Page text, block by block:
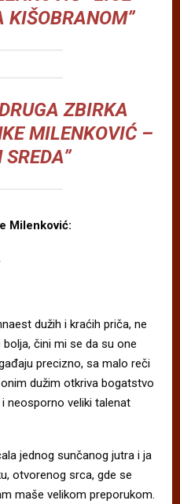
KIŠOBRANOM”
ZBIRKA
MILENKOVIĆ –
Milenković:
dužih i kraćih priča, ne
čini mi se da su one
precizno, sa malo reči
dužim otkriva bogatstvo
neosporno veliki talenat
jednog sunčanog jutra i ja
otvorenog srca, gde se
maše velikom preporukom.